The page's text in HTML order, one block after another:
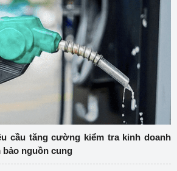
cầu tăng cường kiểm tra kinh doanh
bảo nguồn cung